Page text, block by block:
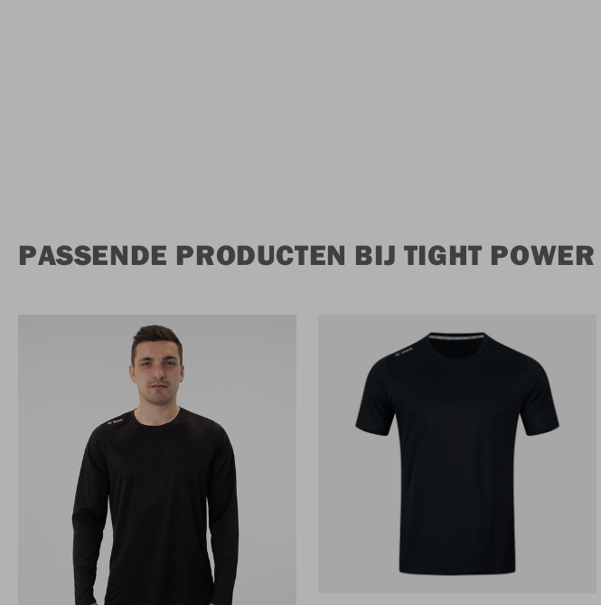
PASSENDE PRODUCTEN BIJ TIGHT POWER